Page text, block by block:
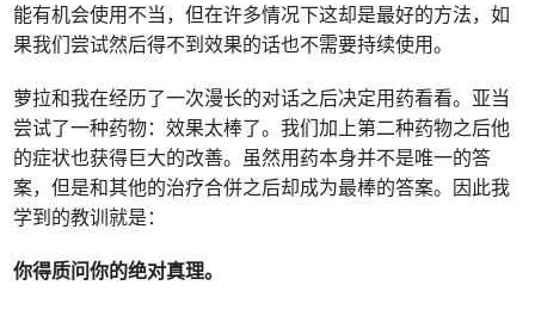
能有机会使用不当，但在许多情况下这却是最好的方法，如
果我们尝试然后得不到效果的话也不需要持续使用。
萝拉和我在经历了一次漫长的对话之后决定用药看看。亚当
尝试了一种药物：效果太棒了。我们加上第二种药物之后他
的症状也获得巨大的改善。虽然用药本身并不是唯一的答
案，但是和其他的治疗合併之后却成为最棒的答案。因此我
学到的教训就是：
你得质问你的绝对真理。